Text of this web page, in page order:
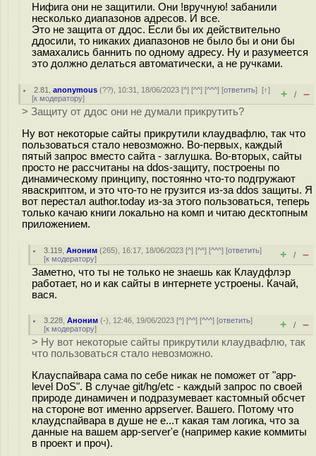
Нифига они не защитили. Они !вручную! забанили
несколько диапазонов адресов. И все.
Это не защита от ддос. Если бы их действительно
ддосили, то никаких диапазонов не было бы и они бы
замахались баннить по одному адресу. Ну и разумеется
это должно делаться автоматически, а не ручками.
2.81 ,anonymous (??), 10:31, 18/06/2023 [^] [^^] [^^^] [ответить][↑]
[к модератору] + / –
> Защиту от ддос они не думали прикрутить?
Ну вот некоторые сайты прикрутили клаудвафлю, так что
пользоваться стало невозможно. Во-первых, каждый
пятый запрос вместо сайта - заглушка. Во-вторых, сайты
просто не рассчитаны на ddos-защиту, построены по
динамическому принципу, постоянно что-то подгружают
яваскриптом, и это что-то не грузится из-за ddos защиты. Я
вот перестал author.today из-за этого пользоваться, теперь
только качаю книги локально на комп и читаю десктопным
приложением.
3.119 ,Аноним (265), 16:17, 18/06/2023 [^] [^^] [^^^] [ответить]
[к модератору] + / –
Заметно, что ты не только не знаешь как Клаудфлэр
работает, но и как сайты в интернете устроены. Качай,
вася.
3.228 ,Аноним (-), 12:46, 19/06/2023 [^] [^^] [^^^] [ответить]
[к модератору] + / –
> Ну вот некоторые сайты прикрутили клаудвафлю, так
что пользоваться стало невозможно.
Клауспайвара сама по себе никак не поможет от "app-
level DoS". В случае git/hg/etc - каждый запрос по своей
природе динамичен и подразумевает кастомный обсчет
на стороне вот именно appserver. Вашего. Потому что
клаудспайвара в душе не е...т какая там логика, что за
данные на вашем app-server'е (например какие коммиты
в проект и проч).